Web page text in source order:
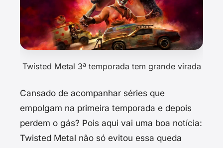
Twisted Metal 3ª temporada tem grande virada
Cansado de acompanhar séries que
empolgam na primeira temporada e depois
perdem o gás? Pois aqui vai uma boa notícia:
Twisted Metal não só evitou essa queda